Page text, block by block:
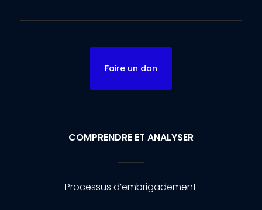
Faire un don
COMPRENDRE ET ANALYSER
Processus d’embrigadement